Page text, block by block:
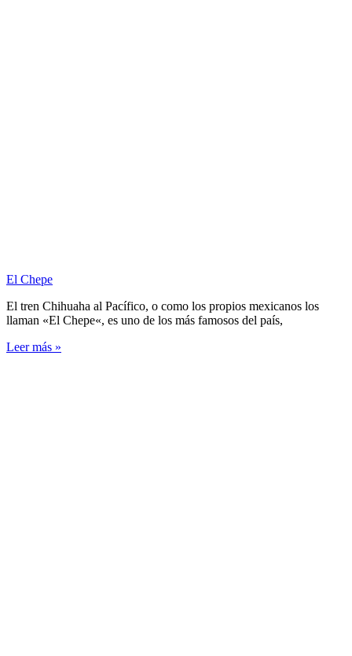
El Chepe
El tren Chihuaha al Pacífico, o como los propios mexicanos los
llaman «El Chepe«, es uno de los más famosos del país,
Leer más »